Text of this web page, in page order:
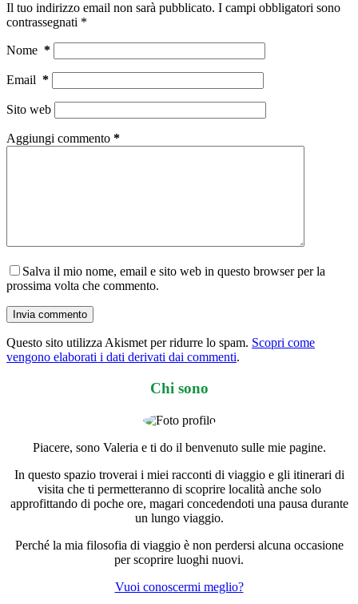
Il tuo indirizzo email non sarà pubblicato. I campi obbligatori sono
contrassegnati *
Nome *
Email *
Sito web
Aggiungi commento *
Salva il mio nome, email e sito web in questo browser per la
prossima volta che commento.
Invia commento
Questo sito utilizza Akismet per ridurre lo spam. Scopri come
vengono elaborati i dati derivati dai commenti.
Chi sono
Piacere, sono Valeria e ti do il benvenuto sulle mie pagine.
In questo spazio troverai i miei racconti di viaggio e gli itinerari di
visita che ti permetteranno di scoprire località anche solo
approfittando di poche ore, magari concedendoti una pausa durante
un lungo viaggio.
Perché la mia filosofia di viaggio è non perdersi alcuna occasione
per scoprire luoghi nuovi.
Vuoi conoscermi meglio?